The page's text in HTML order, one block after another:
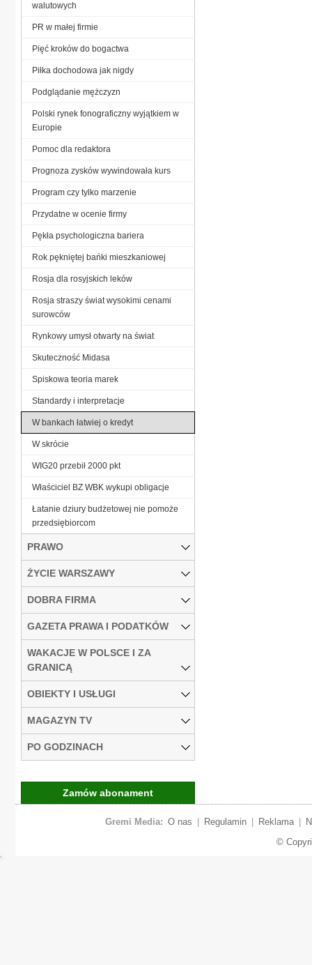
walutowych
PR w małej firmie
Pięć kroków do bogactwa
Piłka dochodowa jak nigdy
Podglądanie mężczyzn
Polski rynek fonograficzny wyjątkiem w
Europie
Pomoc dla redaktora
Prognoza zysków wywindowała kurs
Program czy tylko marzenie
Przydatne w ocenie firmy
Pękła psychologiczna bariera
Rok pękniętej bańki mieszkaniowej
Rosja dla rosyjskich leków
Rosja straszy świat wysokimi cenami
surowców
Rynkowy umysł otwarty na świat
Skuteczność Midasa
Spiskowa teoria marek
Standardy i interpretacje
W bankach łatwiej o kredyt
W skrócie
WIG20 przebił 2000 pkt
Właściciel BZ WBK wykupi obligacje
Łatanie dziury budżetowej nie pomoże
przedsiębiorcom
PRAWO
ŻYCIE WARSZAWY
DOBRA FIRMA
GAZETA PRAWA I PODATKÓW
WAKACJE W POLSCE I ZA
GRANICĄ
OBIEKTY I USŁUGI
MAGAZYN TV
PO GODZINACH
Zamów abonament
Gremi Media: O nas Regulamin Reklama
©